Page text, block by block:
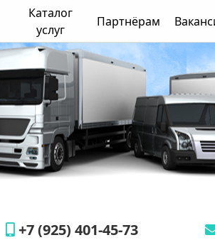
Каталог
услуг
Партнёрам
+7 (925) 401-45-73